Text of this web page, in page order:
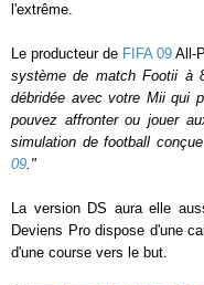
l'extrême.
Le producteur de FIFA 09 All-
système de match Footii à
débridée avec votre Mii qui
pouvez affronter ou jouer
simulation de football
09."
La version DS aura elle
Deviens Pro dispose d'une
d'une course vers le but.